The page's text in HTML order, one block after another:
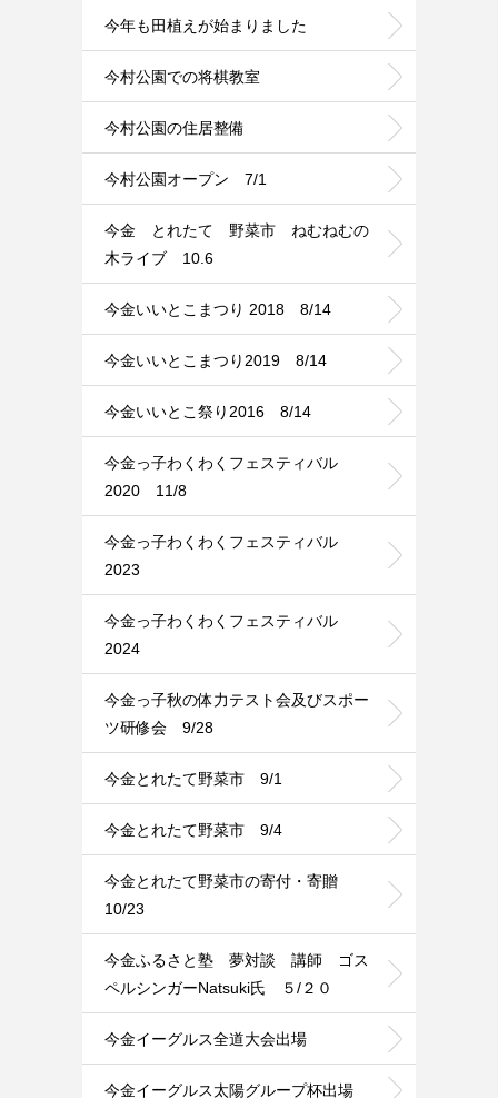
今年も田植えが始まりました
今村公園での将棋教室
今村公園の住居整備
今村公園オープン 7/1
今金 とれたて 野菜市 ねむねむの
木ライブ 10.6
今金いいとこまつり 2018 8/14
今金いいとこまつり2019 8/14
今金いいとこ祭り2016 8/14
今金っ子わくわくフェスティバル
2020 11/8
今金っ子わくわくフェスティバル
2023
今金っ子わくわくフェスティバル
2024
今金っ子秋の体力テスト会及びスポー
ツ研修会 9/28
今金とれたて野菜市 9/1
今金とれたて野菜市 9/4
今金とれたて野菜市の寄付・寄贈
10/23
今金ふるさと塾 夢対談 講師 ゴス
ペルシンガーNatsuki氏 ５/２０
今金イーグルス全道大会出場
今金イーグルス太陽グループ杯出場